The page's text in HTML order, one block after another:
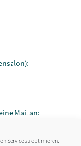
Service zu optimieren.
Mail an: